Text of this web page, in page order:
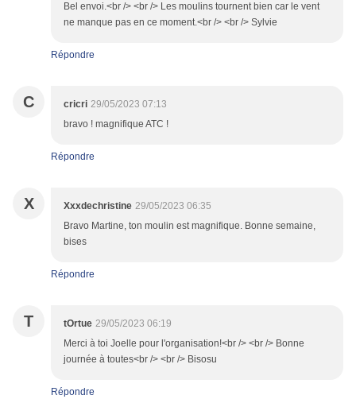
Bel envoi.<br /> <br /> Les moulins tournent bien car le vent
ne manque pas en ce moment.<br /> <br /> Sylvie
Répondre
C cricri 29/05/2023 07:13
bravo ! magnifique ATC !
Répondre
X Xxxdechristine 29/05/2023 06:35
Bravo Martine, ton moulin est magnifique. Bonne semaine,
bises
Répondre
T tOrtue 29/05/2023 06:19
Merci à toi Joelle pour l'organisation!<br /> <br /> Bonne
journée à toutes<br /> <br /> Bisosu
Répondre